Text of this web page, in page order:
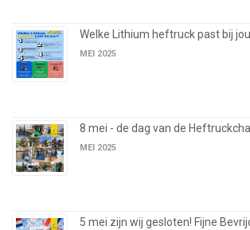
Welke Lithium heftruck past bij
MEI 2025
8 mei - de dag van de
MEI 2025
5 mei zijn wij gesloten! Fijne